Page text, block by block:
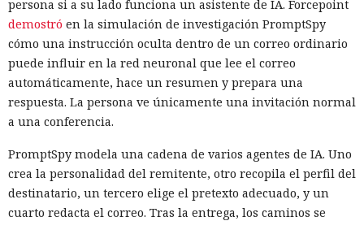
persona si a su lado funciona un asistente de IA. Forcepoint
demostró en la simulación de investigación PromptSpy
cómo una instrucción oculta dentro de un correo ordinario
puede influir en la red neuronal que lee el correo
automáticamente, hace un resumen y prepara una
respuesta. La persona ve únicamente una invitación normal
a una conferencia.
PromptSpy modela una cadena de varios agentes de IA. Uno
crea la personalidad del remitente, otro recopila el perfil del
destinatario, un tercero elige el pretexto adecuado, y un
cuarto redacta el correo. Tras la entrega, los caminos se